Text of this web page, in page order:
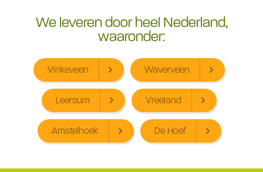
We leveren door heel Nederland,
waaronder:
Vinkeveen Waverveen
Leersum Vreeland
Amstelhoek De Hoef